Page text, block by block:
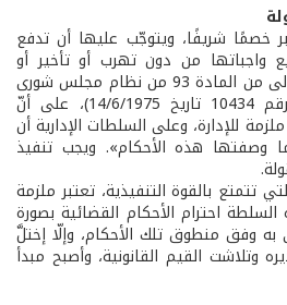
خصمًا شريفًا، ويتوجّب عليها أن تدفع
واجباتها من دون تهرب أو تأخير أو
تقصير. وقد نصّت الفقرة الأولى من المادة 93 من نظام مجلس شورى
الدولة (الصادر بالمرسوم الرقم 10434 تاريخ 14/6/1975)، على أنّ
للإدارة، وعلى السلطات الإدارية أن
وصفتها هذه الأحكام». ويجب تنفيذ
تتمتع بالقوة التنفيذية، تعتبر ملزمة
احترام الأحكام القضائية بصورة
به وفق منطوق تلك الأحكام، وإلّا إختلَّ
وتلاشت القيم القانونية، وأصبح مبدأ